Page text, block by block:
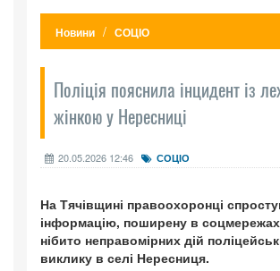
Новини СОЦІО
Поліція пояснила інцидент із
жінкою у Нересниці
20.05.2026 12:46 СОЦІО
На Тячівщині правоохоронці
інформацію, поширену в
нібито неправомірних дій
виклику в селі Нересниця.